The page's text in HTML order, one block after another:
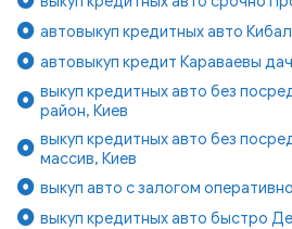
автовыкуп кредитных авто
автовыкуп кредит Караваевы
выкуп кредитных авто без
район, Киев
выкуп кредитных авто без
массив, Киев
выкуп авто с залогом
выкуп кредитных авто быстро